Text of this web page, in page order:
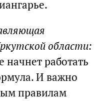
области:
начнет работать
И важно
правилам